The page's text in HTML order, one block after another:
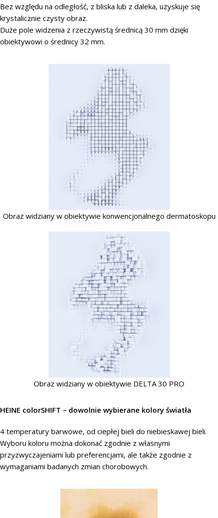
Bez względu na odległość, z bliska lub z daleka, uzyskuje się
krystalicznie czysty obraz.
Duże pole widzenia z rzeczywistą średnicą 30 mm dzięki
obiektywowi o średnicy 32 mm.
Obraz widziany w obiektywie konwencjonalnego dermatoskopu
Obraz widziany w obiektywie DELTA 30 PRO
HEINE colorSHIFT – dowolnie wybierane kolory światła
4 temperatury barwowe, od ciepłej bieli do niebieskawej bieli.
Wyboru koloru można dokonać zgodnie z własnymi
przyzwyczajeniami lub preferencjami, ale także zgodnie z
wymaganiami badanych zmian chorobowych.